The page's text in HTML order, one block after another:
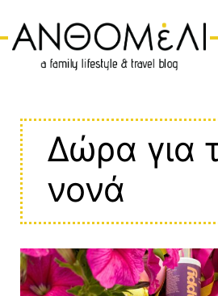
περιεχόμενο
Δώρα για
νονά